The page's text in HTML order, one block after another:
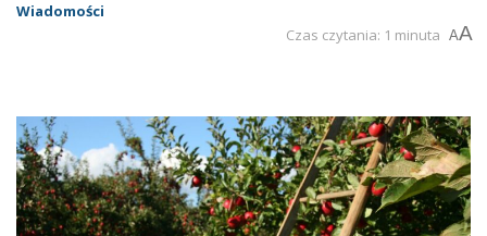
Wiadomości
Czas czytania: 1 minuta AA